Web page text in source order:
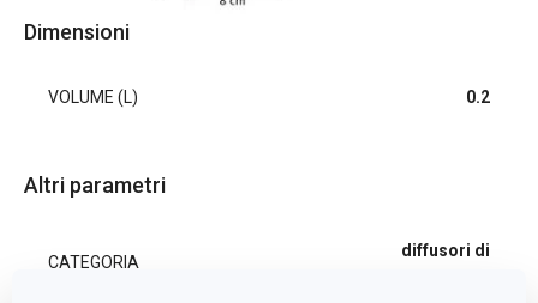
Dimensioni
VOLUME (L) 0.2
Altri parametri
CATEGORIA
diffusori di